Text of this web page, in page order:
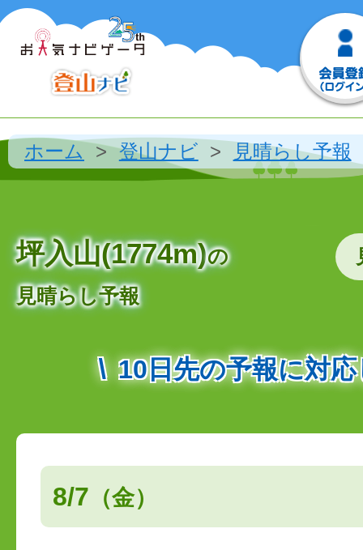
ホーム 登山ナビ 見晴らし予報
坪入山(1774m)の
見晴らし予報
10日先の予報に対
8/7 （金）